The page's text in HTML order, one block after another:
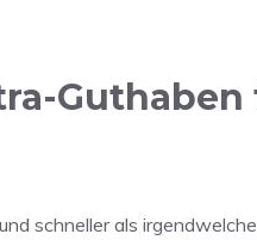
schneller als